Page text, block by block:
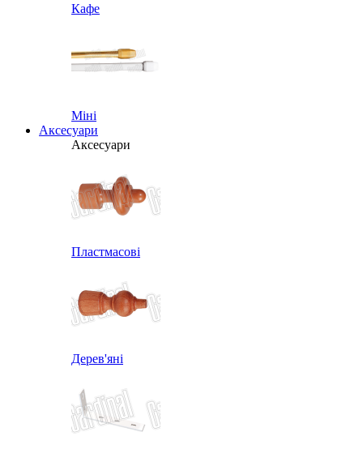
Кафе
Міні
Аксесуари
Аксесуари
Пластмасові
Дерев'яні